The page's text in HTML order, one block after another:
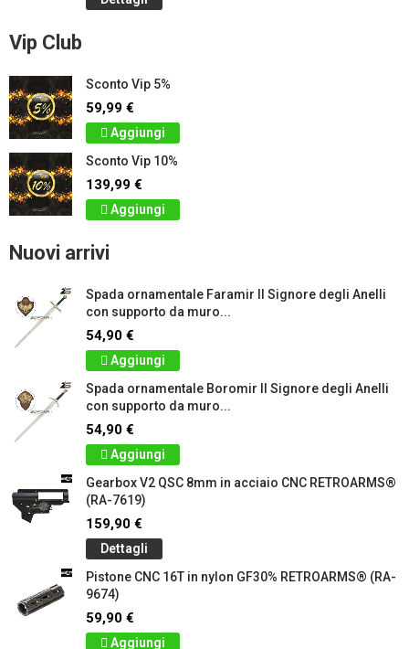
Vip Club
Sconto Vip 5%
59,99 €
Aggiungi
Sconto Vip 10%
139,99 €
Aggiungi
Nuovi arrivi
Spada ornamentale Faramir Il Signore degli Anelli
con supporto da muro...
54,90 €
Aggiungi
Spada ornamentale Boromir Il Signore degli Anelli
con supporto da muro...
54,90 €
Aggiungi
Gearbox V2 QSC 8mm in acciaio CNC RETROARMS®
(RA-7619)
159,90 €
Dettagli
Pistone CNC 16T in nylon GF30% RETROARMS® (RA-
9674)
59,90 €
Aggiungi